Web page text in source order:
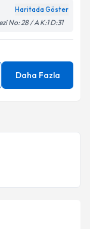
Haritada Göster
No: 28 / A K:1 D:31
Daha Fazla